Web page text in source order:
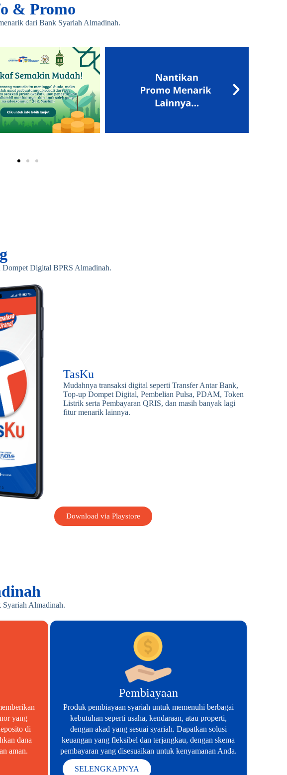
& Promo
dari Bank Syariah Almadinah.
Dompet Digital BPRS Almadinah.
TasKu
Mudahnya transaksi digital seperti Transfer Antar Bank,
Top-up Dompet Digital, Pembelian Pulsa, PDAM, Token
Listrik serta Pembayaran QRIS, dan masih banyak lagi
fitur menarik lainnya.
Download via Playstore
Almadinah.
yang
di
dana
aman.
Pembiayaan
Produk pembiayaan syariah untuk memenuhi berbagai
kebutuhan seperti usaha, kendaraan, atau properti,
dengan akad yang sesuai syariah. Dapatkan solusi
keuangan yang fleksibel dan terjangkau, dengan skema
pembayaran yang disesuaikan untuk kenyamanan Anda.
SELENGKAPNYA